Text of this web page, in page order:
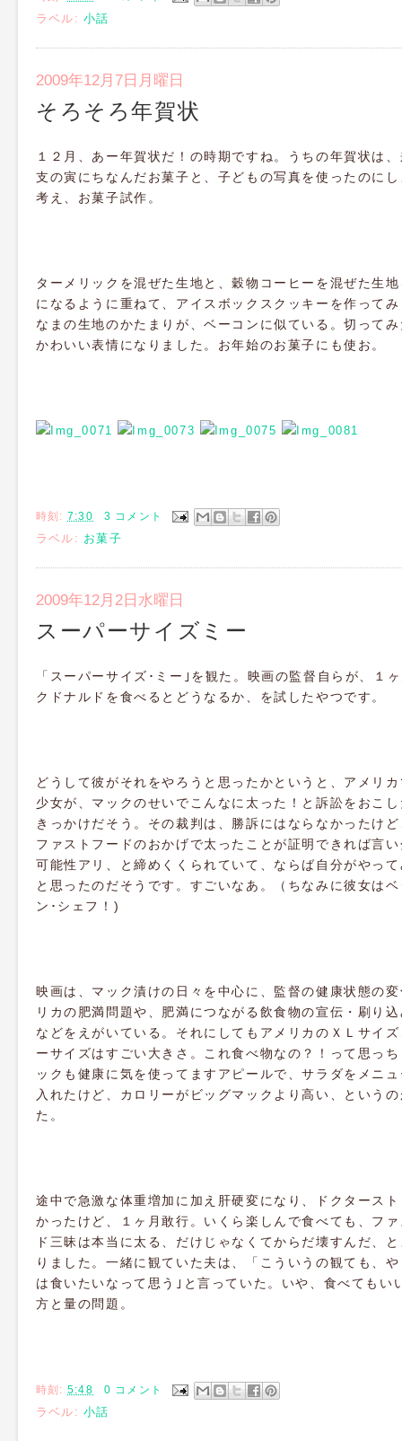
ラベル:小話
2009年12月7日月曜日
そろそろ年賀状
１２月、あー年賀状だ！の時期ですね。うちの年賀状は
支の寅にちなんだお菓子と、子どもの写真を使ったのに
考え、お菓子試作。
ターメリックを混ぜた生地と、穀物コーヒーを混ぜた生
になるように重ねて、アイスボックスクッキーを作って
なまの生地のかたまりが、ベーコンに似ている。切って
かわいい表情になりました。お年始のお菓子にも使お。
時刻: 7:30 3 コメント
ラベル: お菓子
2009年12月2日水曜日
スーパーサイズミー
「スーパーサイズ･ミー｣を観た。映画の監督自らが、１
クドナルドを食べるとどうなるか、を試したやつです。
どうして彼がそれをやろうと思ったかというと、アメリ
少女が、マックのせいでこんなに太った！と訴訟をおこ
きっかけだそう。その裁判は、勝訴にはならなかったけ
ファストフードのおかげで太ったことが証明できれば言
可能性アリ、と締めくくられていて、ならば自分がやっ
と思ったのだそうです。すごいなあ。（ちなみに彼女は
ン･シェフ！)
映画は、マック漬けの日々を中心に、監督の健康状態の
リカの肥満問題や、肥満につながる飲食物の宣伝・刷り
などをえがいている。それにしてもアメリカのＸＬサイ
ーサイズはすごい大きさ。これ食べ物なの？！って思っ
ックも健康に気を使ってますアピールで、サラダをメニ
入れたけど、カロリーがビッグマックより高い、という
た。
途中で急激な体重増加に加え肝硬変になり、ドクタース
かったけど、１ヶ月敢行。いくら楽しんで食べても、フ
ド三昧は本当に太る、だけじゃなくてからだ壊すんだ、
りました。一緒に観ていた夫は、「こういうの観ても、
は食いたいなって思う｣と言っていた。いや、食べてもい
方と量の問題。
時刻: 5:48 0 コメント
ラベル:小話